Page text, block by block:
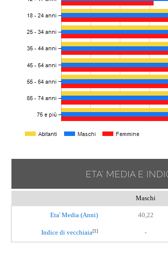
ETA' MEDIA E
Maschi
Eta' Media (Anni) 40,22
Indice di vecchiaia[1] -